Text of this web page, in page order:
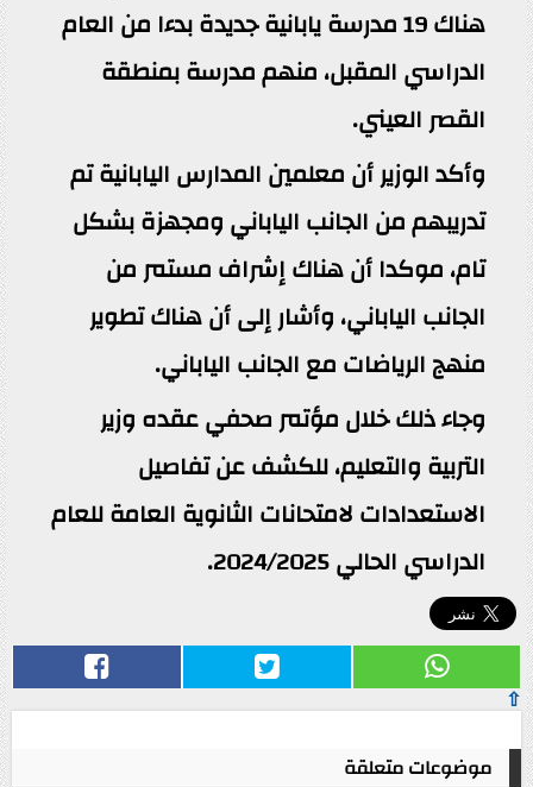
هناك 19 مدرسة يابانية جديدة بدءا من العام
الدراسي المقبل، منهم مدرسة بمنطقة
القصر العيني.
وأكد الوزير أن معلمين المدارس اليابانية تم
تدريبهم من الجانب الياباني ومجهزة بشكل
تام، موكدا أن هناك إشراف مستمر من
الجانب الياباني، وأشار إلى أن هناك تطوير
منهج الرياضات مع الجانب الياباني.
وجاء ذلك خلال مؤتمر صحفي عقده وزير
التربية والتعليم، للكشف عن تفاصيل
الاستعدادات لامتحانات الثانوية العامة للعام
الدراسي الحالي 2024/2025.
⇧
موضوعات متعلقة